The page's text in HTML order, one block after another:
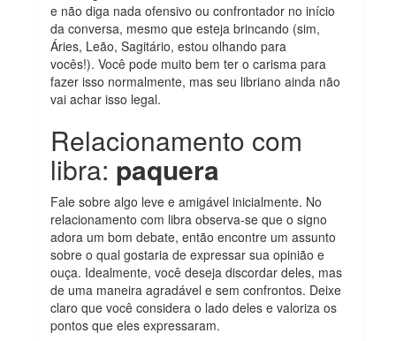
e não diga nada ofensivo ou confrontador no início
da conversa, mesmo que esteja brincando (sim,
Áries, Leão, Sagitário, estou olhando para
vocês!). Você pode muito bem ter o carisma para
fazer isso normalmente, mas seu libriano ainda não
vai achar isso legal.
Relacionamento com
libra: paquera
Fale sobre algo leve e amigável inicialmente. No
relacionamento com libra observa-se que o signo
adora um bom debate, então encontre um assunto
sobre o qual gostaria de expressar sua opinião e
ouça. Idealmente, você deseja discordar deles, mas
de uma maneira agradável e sem confrontos. Deixe
claro que você considera o lado deles e valoriza os
pontos que eles expressaram.